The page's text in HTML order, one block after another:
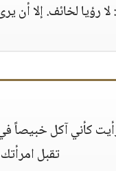
رؤيا لخائف. إلا أن
كأني آكل خبيصاً
تقبل